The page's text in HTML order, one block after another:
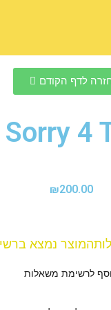
לדף הקודם
4
₪200.00
המוצר נמצא
לרשימת משאלות